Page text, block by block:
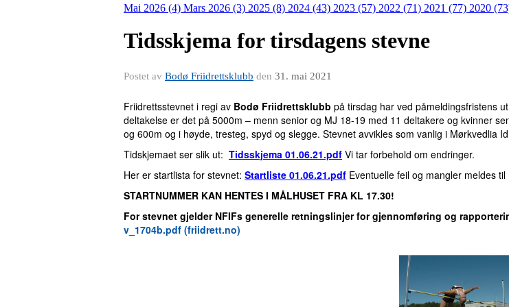
Mai 2026 (4) Mars 2026 (3) 2025 (8) 2024 (43) 2023 (57) 2022 (71) 2021 (77) 2020
Tidsskjema for tirsdagens stevne
Postet av Bodø Friidrettsklubb den 31. mai 2021
Friidrettsstevnet i regi av Bodø Friidrettsklubb på tirsdag har ved påmeldingsfristens
deltakelse er det på 5000m – menn senior og MJ 18-19 med 11 deltakere og kvinner
og 600m og i høyde, tresteg, spyd og slegge. Stevnet avvikles som vanlig i Mørkvedlia
Tidskjemaet ser slik ut: Tidsskjema 01.06.21.pdf Vi tar forbehold om endringer.
Her er startlista for stevnet: Startliste 01.06.21.pdf Eventuelle feil og mangler meldes til
STARTNUMMER KAN HENTES I MÅLHUSET FRA KL 17.30!
For stevnet gjelder NFIFs generelle retningslinjer for gjennomføring og
v_1704b.pdf (friidrett.no)